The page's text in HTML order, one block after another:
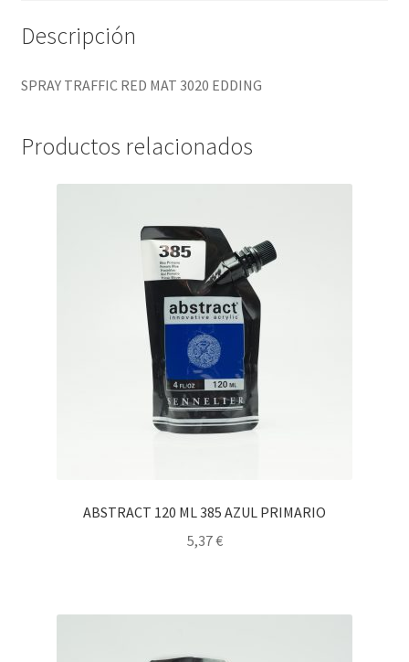
Descripción
SPRAY TRAFFIC RED MAT 3020 EDDING
Productos relacionados
ABSTRACT 120 ML 385 AZUL PRIMARIO
5,37€